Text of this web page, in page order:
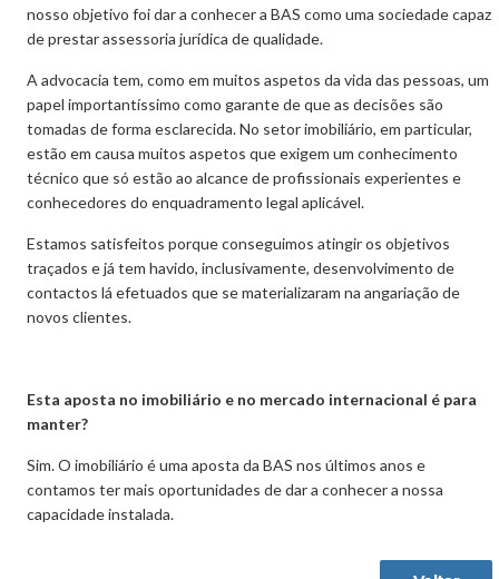
nosso objetivo foi dar a conhecer a BAS como uma sociedade capaz
de prestar assessoria jurídica de qualidade.
A advocacia tem, como em muitos aspetos da vida das pessoas, um
papel importantíssimo como garante de que as decisões são
tomadas de forma esclarecida. No setor imobiliário, em particular,
estão em causa muitos aspetos que exigem um conhecimento
técnico que só estão ao alcance de profissionais experientes e
conhecedores do enquadramento legal aplicável.
Estamos satisfeitos porque conseguimos atingir os objetivos
traçados e já tem havido, inclusivamente, desenvolvimento de
contactos lá efetuados que se materializaram na angariação de
novos clientes.
Esta aposta no imobiliário e no mercado internacional é para
manter?
Sim. O imobiliário é uma aposta da BAS nos últimos anos e
contamos ter mais oportunidades de dar a conhecer a nossa
capacidade instalada.